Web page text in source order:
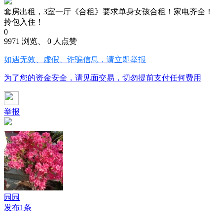
套房出租，3室一厅《合租》要求单身女孩合租！家电齐全！
拎包入住！
0
9971 浏览、 0 人点赞
如遇无效、虚假、诈骗信息，请立即举报
为了您的资金安全，请见面交易，切勿提前支付任何费用
举报
园园
发布1条